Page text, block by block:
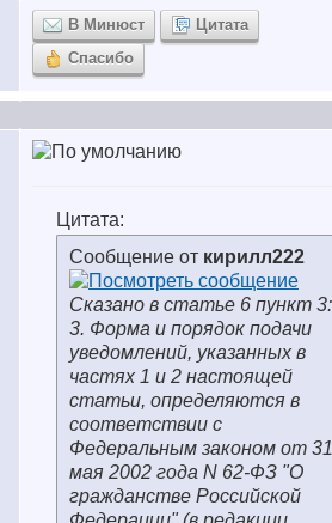
В Минюст
Цитата
Спасибо
Цитата:
Сообщение от кирилл222
Сказано в статье 6 пункт 3:
3. Форма и порядок подачи
уведомлений, указанных в
частях 1 и 2 настоящей
статьи, определяются в
соответствии с
Федеральным законом от 31
мая 2002 года N 62-ФЗ "О
гражданстве Российской